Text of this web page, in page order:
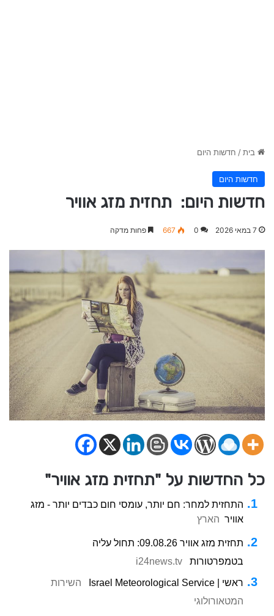
בית/ חדשות היום
חדשות היום
חדשות היום: תחזית מזג אוויר
7 במאי 2026 0
667 פחות מדקה
כל החדשות על "תחזית מזג אוויר"
התחזית למחר: חם יותר, עומסי חום כבדים יותר - מזג
אוויר הארץ
תחזית מזג אוויר 09.08.26: תחול עליה
בטמפרטורות
i24news.tv
ראשי | Israel Meteorological Service
השירות
המטאורולוגי